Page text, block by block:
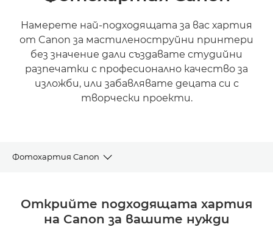
Намерете най-подходящата за вас хартия
от Canon за мастиленоструйни принтери
без значение дали създавате студийни
разпечатки с професионално качество за
изложби, или забавлявате децата си с
творчески проекти.
Фотохартия Canon
ИЗЛОЖБЕНО КАЧЕСТВО
Открийте подходящата хартия
на Canon за вашите нужди